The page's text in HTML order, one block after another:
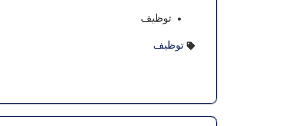
توظيف
توظيف